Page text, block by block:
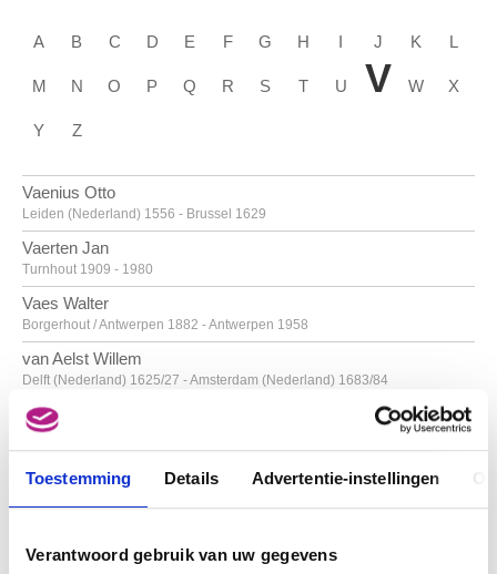
Toestemming Details Advertentie-instellingen
Verantwoord gebruik van uw gegevens
A B C D E F G H I J K L
M N O P Q R S T U V W X
Y Z
Vaenius Otto
Leiden (Nederland) 1556 - Brussel 1629
Vaerten Jan
Turnhout 1909 - 1980
Vaes Walter
Borgerhout / Antwerpen 1882 - Antwerpen 1958
van Aelst Willem
Delft (Nederland) 1625/27 - Amsterdam (Nederland) 1683/84
van Alsloot Denijs
Brussel? ca. 1570? - 1625/26
van Amstel Jan
Amsterdam ca. 1500 - Antwerpen ca. 1542/43
Schaarbeek / Brussel 1918 - Brussel 1961
GERRIT VAN HONTHORST